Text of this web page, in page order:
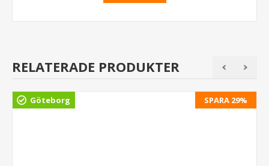
RELATERADE PRODUKTER
SPARA 29%
Göteborg